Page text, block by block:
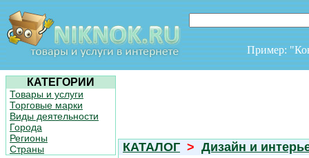
Пример:
КАТЕГОРИИ
Товары и услуги
Торговые марки
Виды деятельности
Города
Регионы
Страны
КАТАЛОГ > Дизайн и